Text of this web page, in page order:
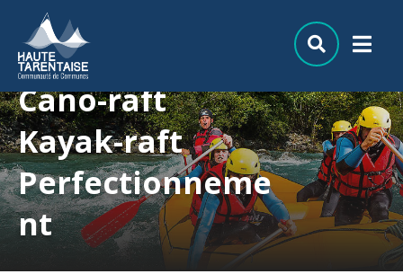
Aller à la recherche
Cano-raft
Kayak-raft
Perfectionneme
nt